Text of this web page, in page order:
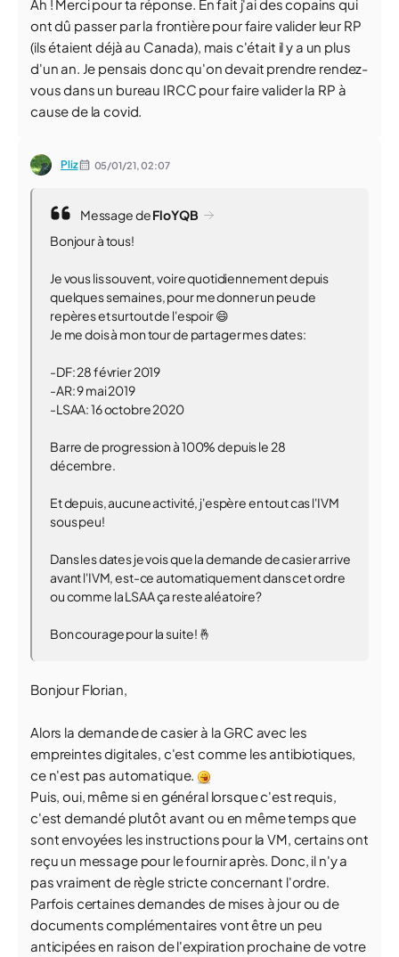
Ah ! Merci pour ta réponse. En fait j'ai des copains qui
ont dû passer par la frontière pour faire valider leur RP
(ils étaient déjà au Canada), mais c'était il y a un plus
d'un an. Je pensais donc qu'on devait prendre rendez-
vous dans un bureau IRCC pour faire valider la RP à
cause de la covid.
Pliz 05/01/21,02:07
Message deFloYQB
Bonjour à tous!
Je vous lis souvent, voire quotidiennement depuis
quelques semaines, pour me donner un peu de
repères et surtout de l'espoir 😄
Je me dois à mon tour de partager mes dates:
-DF: 28 février 2019
-AR: 9 mai 2019
-LSAA: 16 octobre 2020
Barre de progression à 100% depuis le 28
décembre.
Et depuis, aucune activité, j'espère en tout cas l'IVM
sous peu!
Dans les dates je vois que la demande de casier arrive
avant l'IVM, est-ce automatiquement dans cet ordre
ou comme la LSAA ça reste aléatoire?
Bon courage pour la suite! 🤞
Bonjour Florian,
Alors la demande de casier à la GRC avec les
empreintes digitales, c'est comme les antibiotiques,
ce n'est pas automatique.
Puis, oui, même si en général lorsque c'est requis,
c'est demandé plutôt avant ou en même temps que
sont envoyées les instructions pour la VM, certains ont
reçu un message pour le fournir après. Donc, il n'y a
pas vraiment de règle stricte concernant l'ordre.
Parfois certaines demandes de mises à jour ou de
documents complémentaires vont être un peu
anticipées en raison de l'expiration prochaine de votre